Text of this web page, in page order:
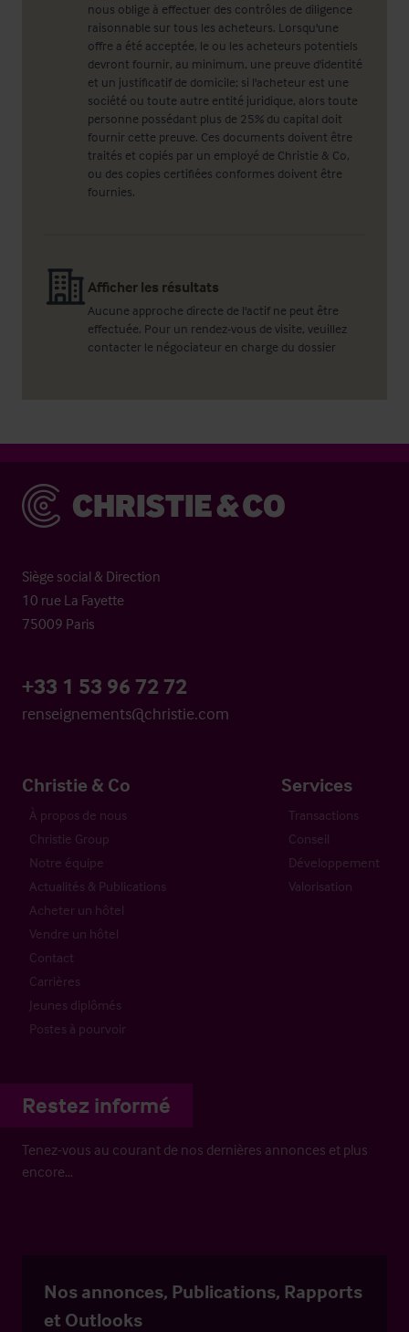
nous oblige à effectuer des contrôles de diligence
raisonnable sur tous les acheteurs. Lorsqu'une
offre a été acceptée, le ou les acheteurs potentiels
devront fournir, au minimum, une preuve d'identité
et un justificatif de domicile; si l'acheteur est une
société ou toute autre entité juridique, alors toute
personne possédant plus de 25% du capital doit
fournir cette preuve. Ces documents doivent être
traités et copiés par un employé de Christie & Co,
ou des copies certifiées conformes doivent être
fournies.
Afficher les résultats
Aucune approche directe de l'actif ne peut être
effectuée. Pour un rendez-vous de visite, veuillez
contacter le négociateur en charge du dossier
Christie & Co
Siège social & Direction
10 rue La Fayette
75009 Paris
+33 1 53 96 72 72
renseignements@christie.com
Christie & Co
À propos de nous
Christie Group
Notre équipe
Actualités & Publications
Acheter un hôtel
Vendre un hôtel
Contact
Carrières
Jeunes diplômés
Postes à pourvoir
Services
Transactions
Conseil
Développement
Valorisation
Restez informé
Tenez-vous au courant de nos dernières annonces et plus
encore…
Nos annonces, Publications, Rapports
et Outlooks